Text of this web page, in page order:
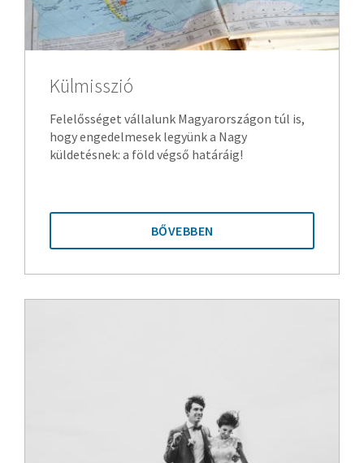
Külmisszió
Felelősséget vállalunk Magyarországon túl is,
hogy engedelmesek legyünk a Nagy
küldetésnek: a föld végső határáig!
BŐVEBBEN